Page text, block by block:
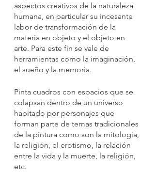
aspectos creativos de la naturaleza
humana, en particular su incesante
labor de transformación de la
materia en objeto y el objeto en
arte. Para este fin se vale de
herramientas como la imaginación,
el sueño y la memoria.
Pinta cuadros con espacios que se
colapsan dentro de un universo
habitado por personajes que
forman parte de temas tradicionales
de la pintura como son la mitología,
la religión, el erotismo, la relación
entre la vida y la muerte, la religión,
etc.